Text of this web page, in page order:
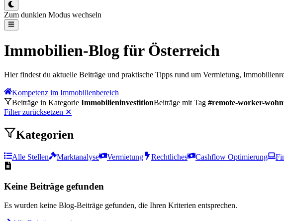
Zum dunklen Modus wechseln
Immobilien-Blog für Österreich
Hier findest du aktuelle Beiträge und praktische Tipps rund um Vermietung,
Kompetenz im Immobilienbereich
Beiträge in Kategorie ImmobilieninvestitionBeiträge mit Tag #remote-worker-
Filter zurücksetzen ✕
Kategorien
Alle Stellen Marktanalyse Vermietung Rechtliches Cashflow Optimierung
Keine Beiträge gefunden
Es wurden keine Blog-Beiträge gefunden, die Ihren Kriterien entsprechen.